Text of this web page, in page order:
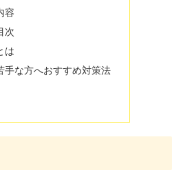
容
次
は
手な方へおすすめ対策法